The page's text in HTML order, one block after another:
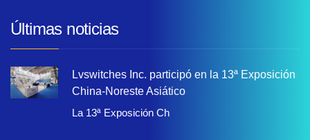
Últimas noticias
Lvswitches Inc. participó en la 13ª Exposición
China-Noreste Asiático
La 13ª Exposición Ch